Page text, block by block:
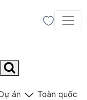
án Toàn quốc